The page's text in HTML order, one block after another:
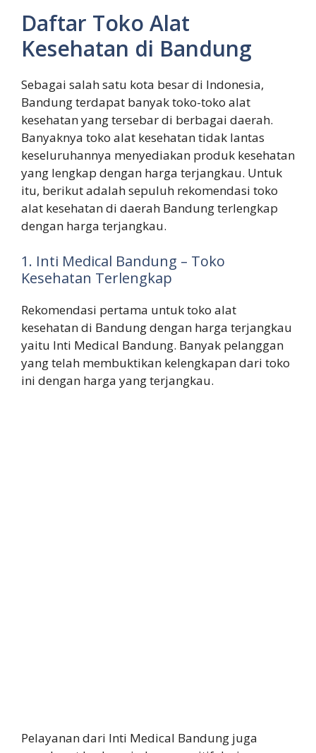
Daftar Toko Alat
Kesehatan di Bandung
Sebagai salah satu kota besar di Indonesia,
Bandung terdapat banyak toko-toko alat
kesehatan yang tersebar di berbagai daerah.
Banyaknya toko alat kesehatan tidak lantas
keseluruhannya menyediakan produk kesehatan
yang lengkap dengan harga terjangkau. Untuk
itu, berikut adalah sepuluh rekomendasi toko
alat kesehatan di daerah Bandung terlengkap
dengan harga terjangkau.
1. Inti Medical Bandung – Toko
Kesehatan Terlengkap
Rekomendasi pertama untuk toko alat
kesehatan di Bandung dengan harga terjangkau
yaitu Inti Medical Bandung. Banyak pelanggan
yang telah membuktikan kelengkapan dari toko
ini dengan harga yang terjangkau.
Pelayanan dari Inti Medical Bandung juga